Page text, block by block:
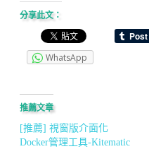
分享此文：
WhatsApp
推薦文章
[推薦] 視窗版介面化
Docker管理工具-Kitematic